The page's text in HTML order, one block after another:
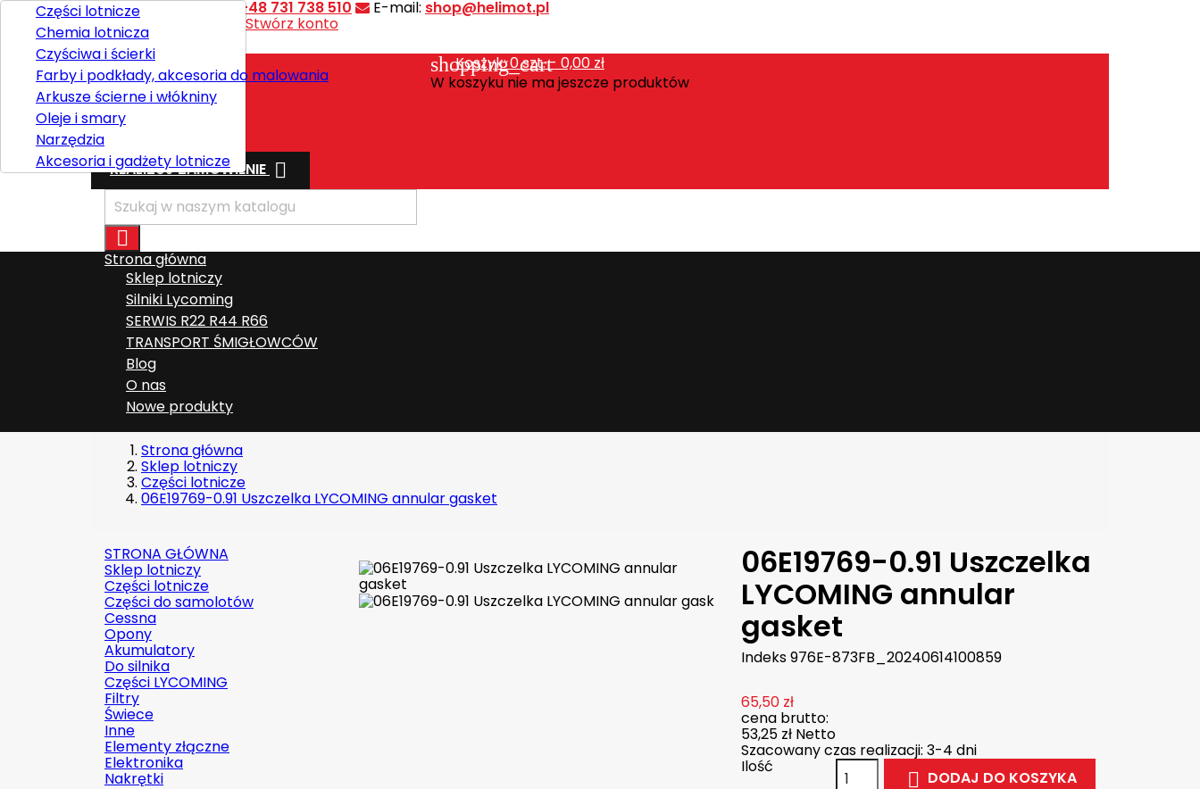
Kontakt Telefon:+48 731 738 510 E-mail: shop@helimot.pl
Witaj,
Stwórz konto
Polski
shopping_cart
Koszyk:0szt. - 0,00 zł
W koszyku nie ma jeszcze produktów
Wysyłka
Razem
REALIZUJ ZAMÓWIENIE 

Strona główna
Sklep lotniczy
Części lotnicze
Chemia lotnicza
Czyściwa i ścierki
Farby i podkłady, akcesoria do malowania
Arkusze ścierne i włókniny
Oleje i smary
Narzędzia
Akcesoria i gadżety lotnicze
Silniki Lycoming
SERWIS R22 R44 R66
TRANSPORT ŚMIGŁOWCÓW
Blog
O nas
Nowe produkty
Strona główna
Sklep lotniczy
Części lotnicze
06E19769-0.91 Uszczelka LYCOMING annular gasket
STRONA GŁÓWNA
Sklep lotniczy
Części lotnicze
Części do samolotów
Cessna
Opony
Akumulatory
Do silnika
Części LYCOMING
Filtry
Świece
Inne
Elementy złączne
Elektronika
Nakrętki
06E19769-0.91 Uszczelka
LYCOMING annular
gasket
Indeks976E-873FB_20240614100859
65,50 zł
cena brutto:
53,25 zł Netto
Szacowany czas realizacji: 3-4 dni
Ilość
 DODAJ DO KOSZYKA